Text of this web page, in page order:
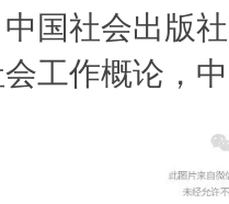
国社会出版
工作概论，